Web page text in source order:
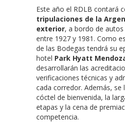
Este año el RDLB contará
tripulaciones de la
exterior, a bordo de
entre 1927 y 1981. Como
de las Bodegas tendrá su
hotel Park Hyatt
desarrollarán las
verificaciones técnicas y
cada corredor. Además, se
cóctel de bienvenida, la
etapas y la cena de
competencia.